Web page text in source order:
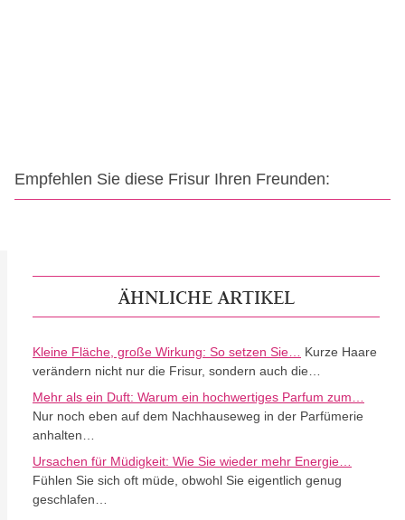
Empfehlen Sie diese Frisur Ihren Freunden:
ÄHNLICHE ARTIKEL
Kleine Fläche, große Wirkung: So setzen Sie…
Kurze Haare
verändern nicht nur die Frisur, sondern auch die…
Mehr als ein Duft: Warum ein hochwertiges Parfum zum…
Nur noch eben auf dem Nachhauseweg in der Parfümerie
anhalten…
Ursachen für Müdigkeit: Wie Sie wieder mehr Energie…
Fühlen Sie sich oft müde, obwohl Sie eigentlich genug
geschlafen…